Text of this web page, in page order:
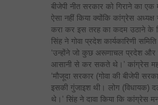
बीजेपी नीत सरकार को गिराने का
ऐसा नहीं किया क्योंकि कांग्रेस अध्यक्ष
करा कर इस तरह का कदम उठाने के
सिंह ने गोवा प्रदेश कार्यकारिणी
‘उन्होंने जो कुछ अरूणाचल प्रदेश और
आसानी से कर सकते थे।’ कांग्रेस
‘मौजूदा सरकार (गोवा की बीजेपी
इसकी गुंजाइश थी। लोग (विधायक)
थे।’ सिंह ने दावा किया कि कांग्रेस